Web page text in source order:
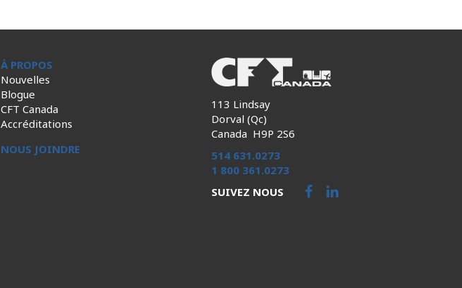
À PROPOS
Nouvelles
Blogue
CFT Canada
Accréditations
NOUS JOINDRE
113 Lindsay
Dorval (Qc)
Canada H9P 2S6
514 631.0273
1 800 361.0273
SUIVEZ NOUS